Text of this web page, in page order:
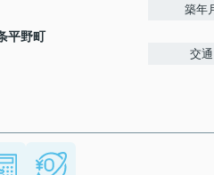
平野町
築年
交通